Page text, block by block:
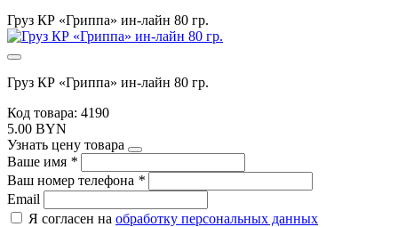
Груз КР «Гриппа» ин-лайн 80 гр.
Груз КР «Гриппа» ин-лайн 80 гр.
Код товара: 4190
5.00 BYN
Узнать цену товара
Ваше имя *
Ваш номер телефона *
Email
Я согласен на обработку персональных данных